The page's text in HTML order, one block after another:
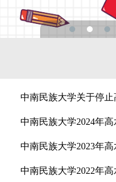
中南民族大学关于停
中南民族大学2024年
中南民族大学2023年
中南民族大学2022年